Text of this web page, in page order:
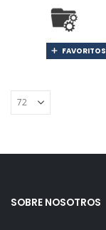
FAVORITOS
SOBRE NOSOTROS